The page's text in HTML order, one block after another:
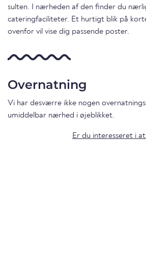
sulten. I nærheden af den finder du
cateringfaciliteter. Et hurtigt blik på
ovenfor vil vise dig passende poster.
Overnatning
Vi har desværre ikke nogen
umiddelbar nærhed i øjeblikket.
Er du interesseret i